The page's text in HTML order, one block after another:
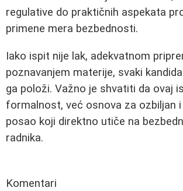
regulative do praktičnih aspekata
primene mera bezbednosti.
Iako ispit nije lak, adekvatnom
poznavanjem materije, svaki
ga položi. Važno je shvatiti da ovaj
formalnost, već osnova za ozbiljan
posao koji direktno utiče na
radnika.
Komentari